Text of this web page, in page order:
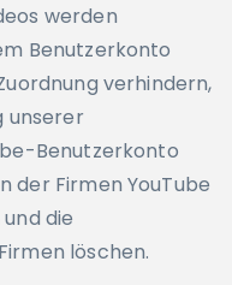
werden
Benutzerkonto
verhindern,
unserer
Benutzerkonto
der Firmen YouTube
die
löschen.